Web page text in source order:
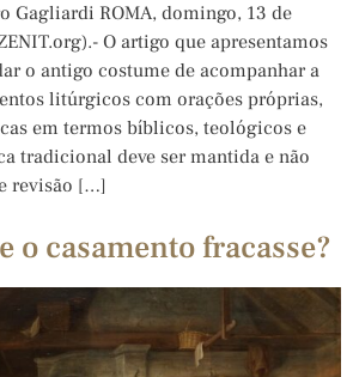
Gagliardi ROMA, domingo, 13 de
O artigo que apresentamos
o antigo costume de acompanhar a
litúrgicos com orações próprias,
em termos bíblicos, teológicos e
tradicional deve ser mantida e não
revisão […]
o casamento fracasse?